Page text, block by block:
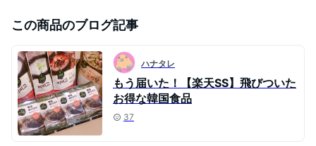
この商品のブログ記事
ハナタレ
もう届いた！【楽天SS】飛びついた
お得な韓国食品
37